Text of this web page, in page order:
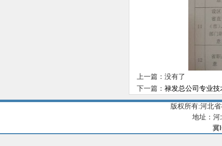
上一篇：没有了
下一篇： 禄发总公司专业
版权所有:河北
地址：河
冀